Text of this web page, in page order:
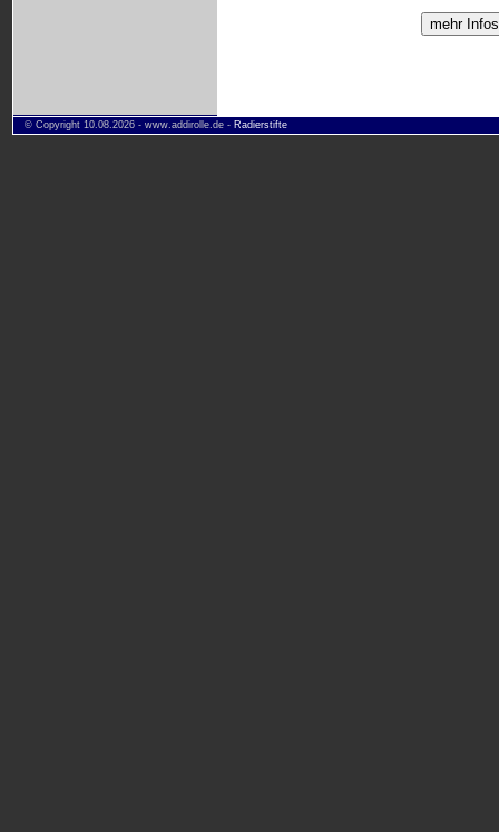
© Copyright 10.08.2026 - www.addirolle.de - Radierstifte